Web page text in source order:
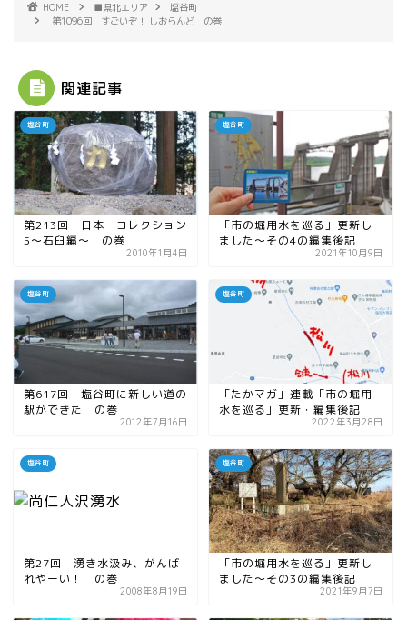
HOME ■県北エリア
塩谷町
第1096回 すごいぞ！ しおらんど の巻
関連記事
塩谷町
第213回 日本一コレクション
5〜石臼編〜 の巻
2010年1月4日
塩谷町
「市の堀用水を巡る」更新し
ました〜その4の編集後記
2021年10月9日
塩谷町
第617回 塩谷町に新しい道の
駅ができた の巻
2012年7月16日
塩谷町
「たかマガ」連載「市の堀用
水を巡る」更新・編集後記
2022年3月28日
塩谷町
第27回 湧き水汲み、がんば
れやーい！ の巻
2008年8月19日
塩谷町
「市の堀用水を巡る」更新し
ました〜その3の編集後記
2021年9月7日